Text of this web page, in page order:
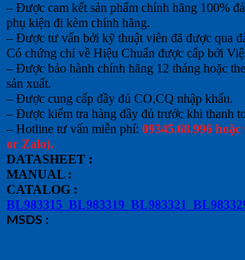
– Được cam kết sản phẩm chính hãng 100%
phụ kiện đi kèm chính hãng.
– Được tư vấn bởi kỹ thuật viên đã được qua
Có chứng chỉ về Hiệu Chuẩn được cấp bởi
– Được bảo hành chính hãng 12 tháng hoặc
sản xuất.
– Được cung cấp đầy đủ CO,CQ nhập khẩu.
– Được kiểm tra hàng đầy đủ trước khi thanh
– Hotline tư vấn miễn phí: 09345.68.996
or Zalo).
DATASHEET :
MANUAL :
CATALOG :
MSDS :